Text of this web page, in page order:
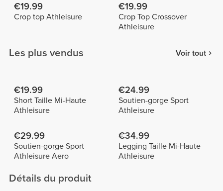
€19.99
Crop top Athleisure
€19.99
Crop Top Crossover
Athleisure
Les plus vendus Voir tout
€19.99
Short Taille Mi-Haute
Athleisure
€24.99
Soutien-gorge Sport
Athleisure
€29.99
Soutien-gorge Sport
Athleisure Aero
€34.99
Legging Taille Mi-Haute
Athleisure
Détails du produit